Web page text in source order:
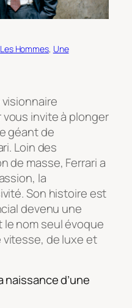
Les Hommes, Une
invite à plonger
géant de
Loin des
de masse, Ferrari a
la
Son histoire est
devenu une
nom seul évoque
vitesse, de luxe et
naissance d’une